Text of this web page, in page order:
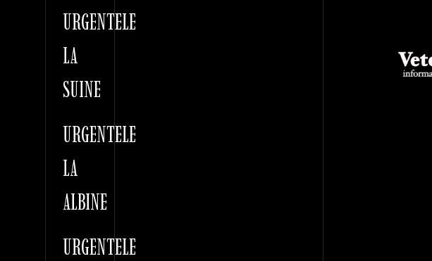
URGENTELE
LA
SUINE
URGENTELE
LA
ALBINE
URGENTELE